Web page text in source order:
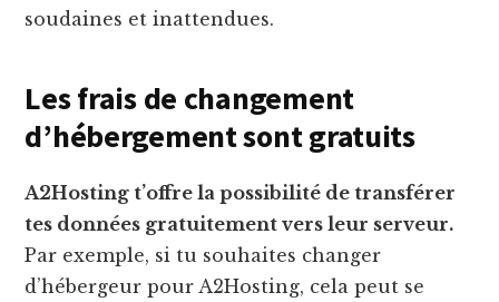
soudaines et inattendues.
Les frais de changement
d’hébergement sont gratuits
A2Hosting t’offre la possibilité de transférer
tes données gratuitement vers leur serveur.
Par exemple, si tu souhaites changer
d’hébergeur pour A2Hosting, cela peut se